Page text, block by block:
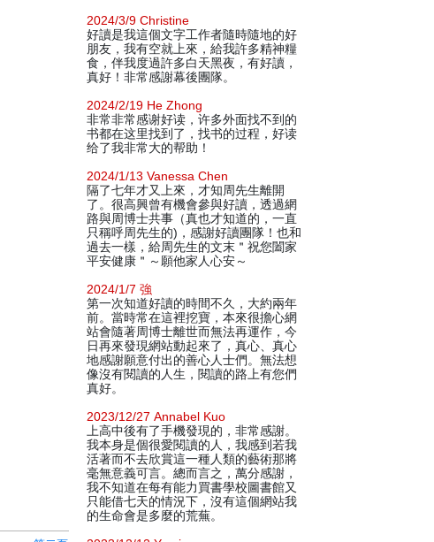
2024/3/9 Christine
好讀是我這個文字工作者隨時隨地的好
朋友，我有空就上來，給我許多精神糧
食，伴我度過許多白天黑夜，有好讀，
真好！非常感謝幕後團隊。
2024/2/19 He Zhong
非常非常感谢好读，许多外面找不到的
书都在这里找到了，找书的过程，好读
给了我非常大的帮助！
2024/1/13 Vanessa Chen
隔了七年才又上來，才知周先生離開
了。很高興曾有機會參與好讀，透過網
路與周博士共事（真也才知道的，一直
只稱呼周先生的)，感謝好讀團隊！也和
過去一樣，給周先生的文末＂祝您闔家
平安健康＂～願他家人心安～
2024/1/7 強
第一次知道好讀的時間不久，大約兩年
前。當時常在這裡挖寶，本來很擔心網
站會隨著周博士離世而無法再運作，今
日再來發現網站動起來了，真心、真心
地感謝願意付出的善心人士們。無法想
像沒有閱讀的人生，閱讀的路上有您們
真好。
2023/12/27 Annabel Kuo
上高中後有了手機發現的，非常感謝。
我本身是個很愛閱讀的人，我感到若我
活著而不去欣賞這一種人類的藝術那將
毫無意義可言。總而言之，萬分感謝，
我不知道在每有能力買書學校圖書館又
只能借七天的情況下，沒有這個網站我
的生命會是多麼的荒蕪。